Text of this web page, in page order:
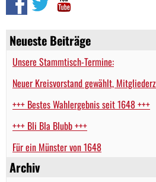
Neueste Beiträge
Unsere Stammtisch-Termine:
Neuer Kreisvorstand gewählt,
+++ Bestes Wahlergebnis seit 1648 +++
+++ Bli Bla Blubb +++
Für ein Münster von 1648
Archiv